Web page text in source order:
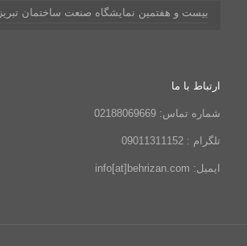
بیست و هفتمین نمایشگاه صنعت ساختمان تبریز
ارتباط با ما
شماره تماس: 02188069669
تلگرام : 09011311152
ایمیل: info[at]behrizan.com